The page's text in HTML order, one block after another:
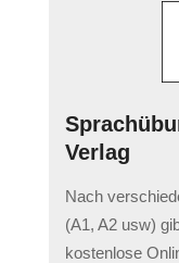
Verlag
04-
05
Nach
(A1, A2 usw)
kostenlose